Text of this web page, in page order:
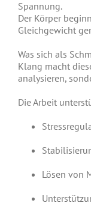
Spannung.
Der Körper
Gleichgewicht
Was sich als
Klang macht
analysieren,
Die Arbeit
Lösen von